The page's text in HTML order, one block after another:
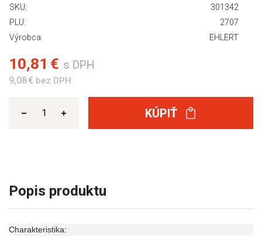
SKU:
301342
PLU:
2707
Výrobca:
EHLERT
10,81 € s DPH
9,08 € bez DPH
KÚPIŤ
Popis produktu
Charakteristika: